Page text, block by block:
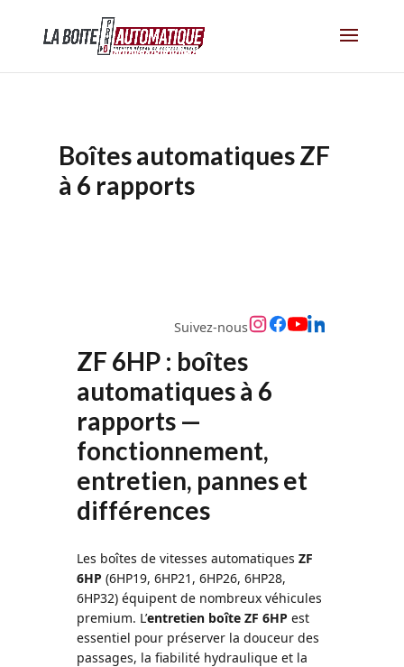
Boîtes automatiques ZF
à 6 rapports
Suivez-nous
ZF 6HP : boîtes
automatiques à 6
rapports —
fonctionnement,
entretien, pannes et
différences
Les boîtes de vitesses automatiques ZF
6HP (6HP19, 6HP21, 6HP26, 6HP28,
6HP32) équipent de nombreux véhicules
premium. L’entretien boîte ZF 6HP est
essentiel pour préserver la douceur des
passages, la fiabilité hydraulique et la